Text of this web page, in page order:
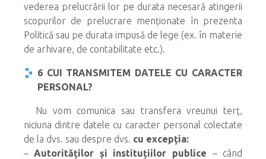
vederea prelucrării lor pe durata necesară atingerii
scopurilor de prelucrare menționate în prezenta
Politică sau pe durata impusă de lege (ex. în materie
de arhivare, de contabilitate etc.).
6 CUI TRANSMITEM DATELE CU CARACTER
PERSONAL?
Nu vom comunica sau transfera vreunui terț,
niciuna dintre datele cu caracter personal colectate
de la dvs. sau despre dvs. cu excepția:
–Autorităților și instituțiilor publice – când